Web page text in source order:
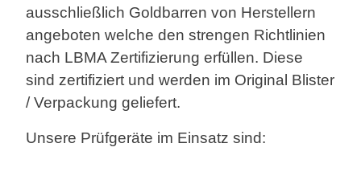
ausschließlich Goldbarren von Herstellern
angeboten welche den strengen Richtlinien
nach LBMA Zertifizierung erfüllen. Diese
sind zertifiziert und werden im Original Blister
/ Verpackung geliefert.
Unsere Prüfgeräte im Einsatz sind: